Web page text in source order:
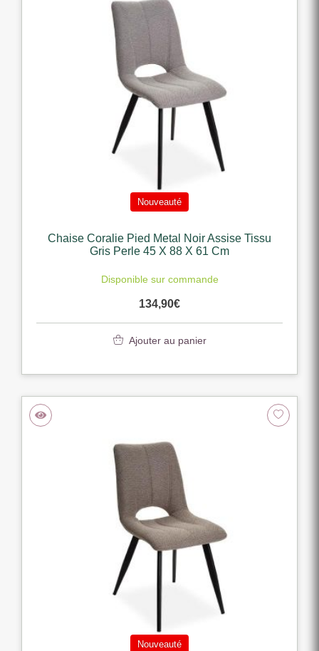
Nouveauté
Chaise Coralie Pied Metal Noir Assise Tissu
Gris Perle 45 X 88 X 61 Cm
Disponible sur commande
134,90€
Ajouter au panier
Nouveauté